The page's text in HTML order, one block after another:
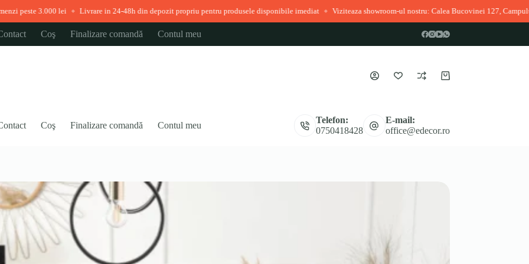
in 24-48h din depozit propriu pentru produsele disponibile imediat ◆ Viziteaza showroom-ul nostru: Calea Bucovinei 127, Campulung Moldovenesc ◆
Coş Finalizare comandă Contul meu
Coș
Coş Finalizare comandă Contul meu
Telefon:
0750418428
E-mail:
office@edecor.ro